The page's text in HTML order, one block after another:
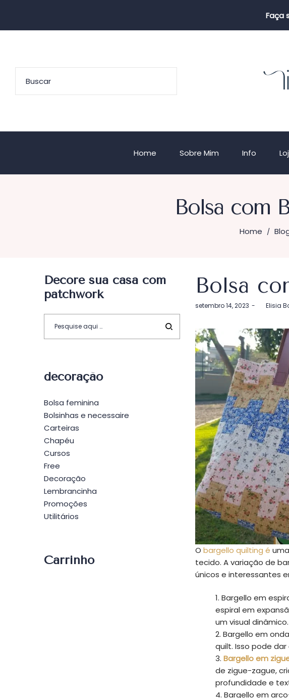
Faça
Home Sobre Mim Info
Bolsa com
Home /
Bolsa
Postado
setembro 14, 2023 byElisia
O bargello quilting é
tecido. A variação de
únicos e interessantes
Bargello em
espiral em
um visual dinâmico.
Bargello em
quilt. Isso pode
Bargello em
de zigue-zague,
profundidade e
Bargello em
Decore sua casa com
patchwork
decoração
Bolsa feminina
Bolsinhas e necessaire
Carteiras
Chapéu
Cursos
Free
Decoração
Lembrancinha
Promoções
Utilitários
Carrinho